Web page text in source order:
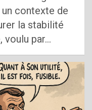
un contexte de
la stabilité
voulu par…